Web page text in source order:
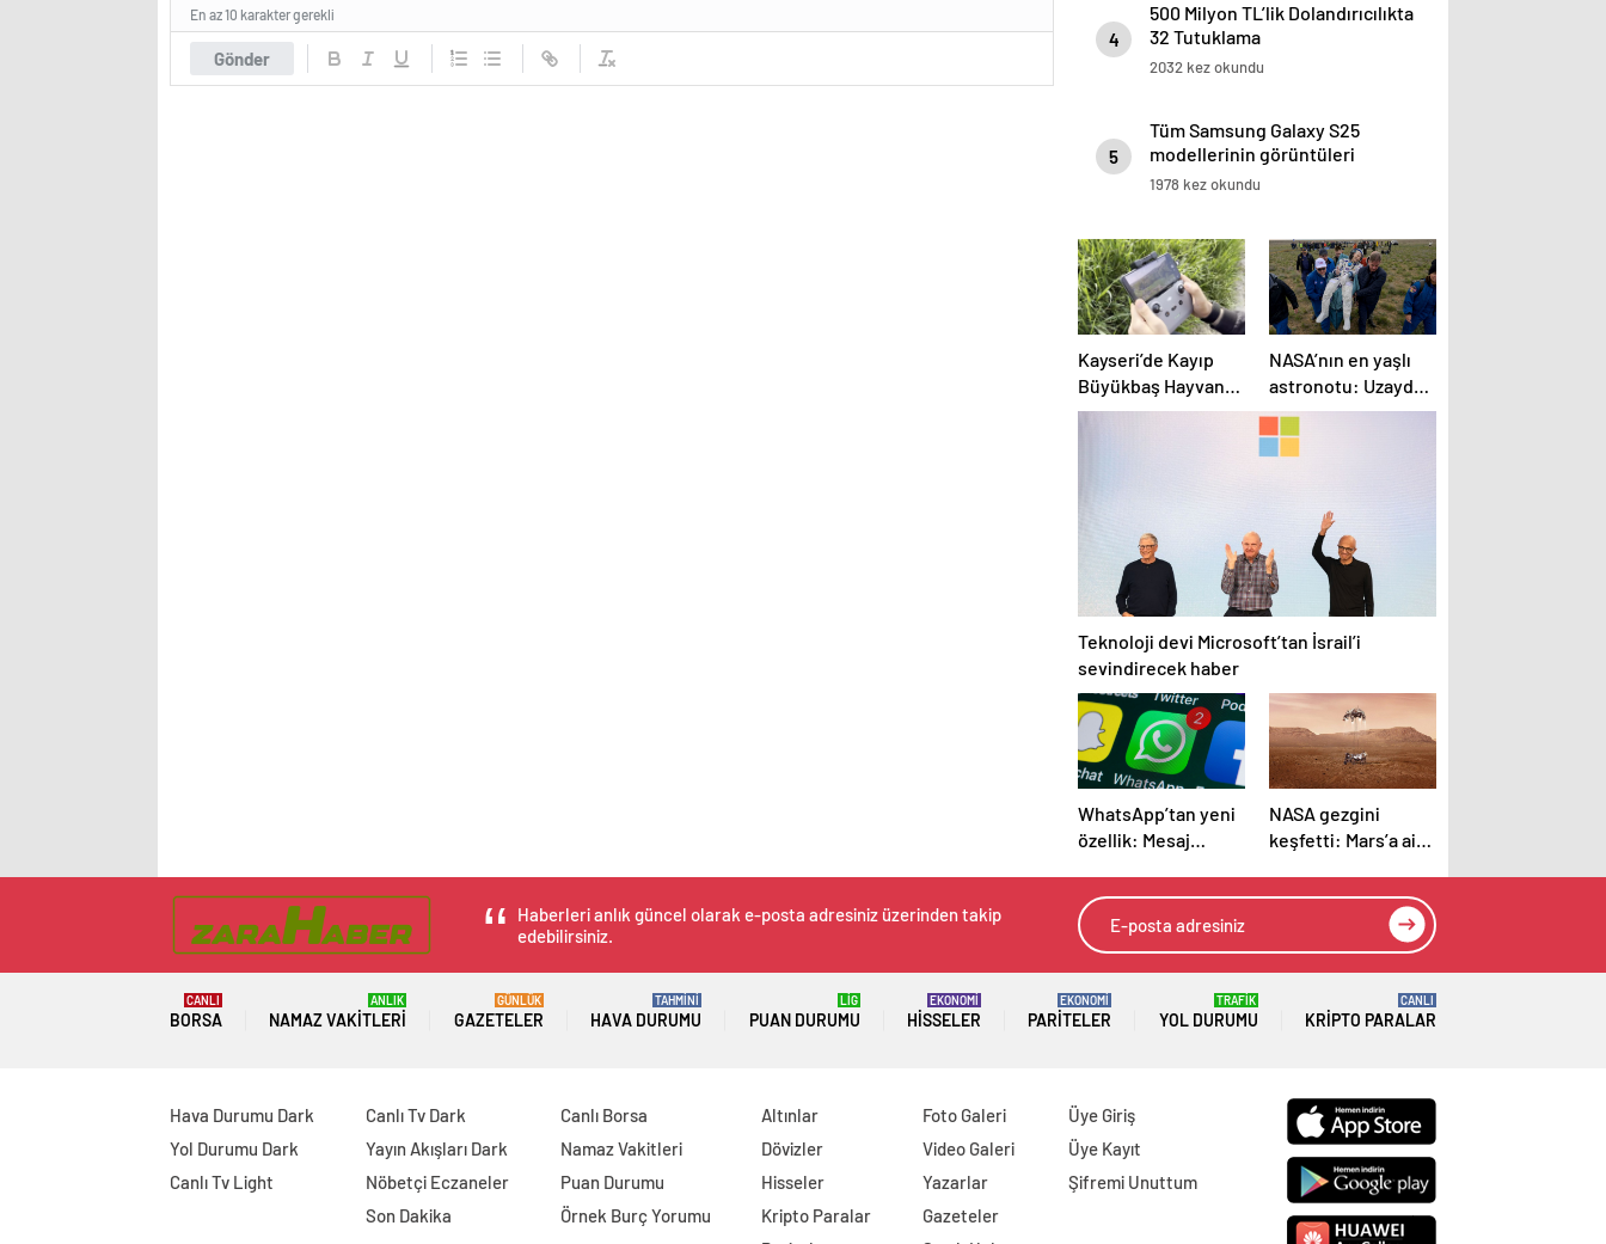
Gönder
En az 10 karakter gerekli
4
500 Milyon TL’lik Dolandırıcılıkta
32 Tutuklama
2032 kez okundu
5
Tüm Samsung Galaxy S25
modellerinin görüntüleri
sızdırıldı
1978 kez okundu
Kayseri’de Kayıp
Büyükbaş Hayvan
Dron ile Bulundu
NASA’nın en yaşlı
astronotu: Uzayda
220 gün 70
yaşındaki birine ne
yapar?
Teknoloji devi Microsoft’tan İsrail’i
sevindirecek haber
WhatsApp’tan yeni
özellik: Mesaj
düşünün
NASA gezgini
keşfetti: Mars’a ait
bulundu
Haberleri anlık güncel olarak e-posta adresiniz üzerinden takip
edebilirsiniz.
BORSA
CANLI
NAMAZ VAKITLERI
ANLIK
GAZETELER
GÜNLÜK
HAVA DURUMU
TAHMİNİ
PUAN DURUMU
LİG
HISSELER
EKONOMİ
PARITELER
EKONOMİ
YOL DURUMU
TRAFİK
KRIPTO PARALAR
CANLI
Hava Durumu Dark
Yol Durumu Dark
Canlı Tv Light
Canlı Tv Dark
Yayın Akışları Dark
Nöbetçi Eczaneler
Son Dakika
Canlı Borsa
Namaz Vakitleri
Puan Durumu
Örnek Burç Yorumu
Altınlar
Dövizler
Hisseler
Kripto Paralar
Foto Galeri
Video Galeri
Yazarlar
Gazeteler
Üye Giriş
Üye Kayıt
Şifremi Unuttum